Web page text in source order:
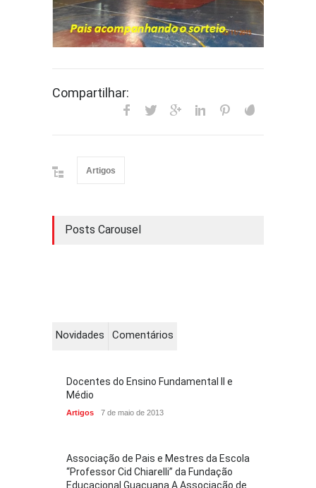
Compartilhar:
Artigos
Posts Carousel
Novidades Comentários
Docentes do Ensino Fundamental II e
Médio
Artigos 7 de maio de 2013
Associação de Pais e Mestres da Escola
“Professor Cid Chiarelli” da Fundação
Educacional Guaçuana A Associação de